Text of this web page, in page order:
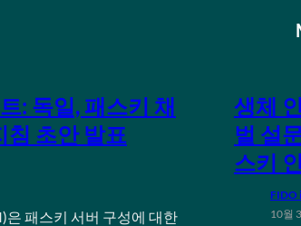
: 독일, 패스키 채
침 초안 발표
은 패스키 서버 구성에 대한
생체
벌 설
스키
FIDO
10월